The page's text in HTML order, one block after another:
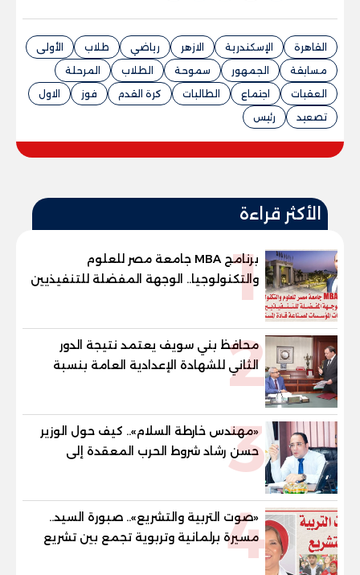
القاهرة الإسكندرية الازهر رياضي طلاب
الأولى
مسابقة
الجمهور سموحة الطلاب
المرحلة
العقبات
اجتماع الطالبات كرة القدم فوز
الاول
تصعيد
رئيس
الأكثر قراءة
1
برنامج MBA جامعة مصر للعلوم
والتكنولوجيا.. الوجهة المفضلة للتنفيذيين
وقيادات المؤسسات لصناعة قادة
2
محافظ بني سويف يعتمد نتيجة الدور
الثاني للشهادة الإعدادية العامة بنسبة
والنور للمكفوفين
3
«مهندس خارطة السلام».. كيف حول الوزير
حسن رشاد شروط الحرب المعقدة إلى
"خارطة طريق" للانسحاب والإعمار؟
4
«صوت التربية والتشريع».. صبورة السيد..
مسيرة برلمانية وتربوية تجمع بين تشريع
القوانين وصناعة الأجيال لبناء الإنسان